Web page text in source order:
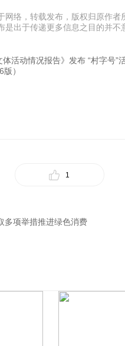
网络，转载发布，版权归原作
是出于传递更多信息之目的并不
体活动情况报告》发布 “村字号
）
1
多项举措推进绿色消费